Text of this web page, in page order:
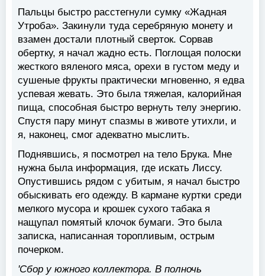
Пальцы быстро расстегнули сумку «Жадная
Утроба». Закинули туда серебряную монету и
взамен достали плотный сверток. Сорвав
обертку, я начал жадно есть. Поглощая полоски
жесткого вяленого мяса, орехи в густом меду и
сушеные фрукты практически мгновенно, я едва
успевая жевать. Это была тяжелая, калорийная
пища, способная быстро вернуть телу энергию.
Спустя пару минут спазмы в животе утихли, и
я, наконец, смог адекватно мыслить.
Поднявшись, я посмотрел на тело Брука. Мне
нужна была информация, где искать Лиссу.
Опустившись рядом с убитым, я начал быстро
обыскивать его одежду. В кармане куртки среди
мелкого мусора и крошек сухого табака я
нащупал помятый клочок бумаги. Это была
записка, написанная торопливым, острым
почерком.
'Сбор у южного коллектора. В полночь